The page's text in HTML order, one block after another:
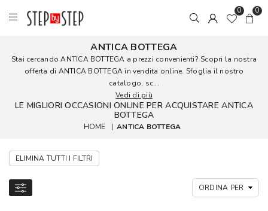
0 0
ANTICA BOTTEGA
Stai cercando ANTICA BOTTEGA a prezzi convenienti? Scopri la nostra
offerta di ANTICA BOTTEGA in vendita online. Sfoglia il nostro
catalogo, sc...
Vedi di più
LE MIGLIORI OCCASIONI ONLINE PER ACQUISTARE ANTICA
BOTTEGA
HOME | ANTICA BOTTEGA
ELIMINA TUTTI I FILTRI